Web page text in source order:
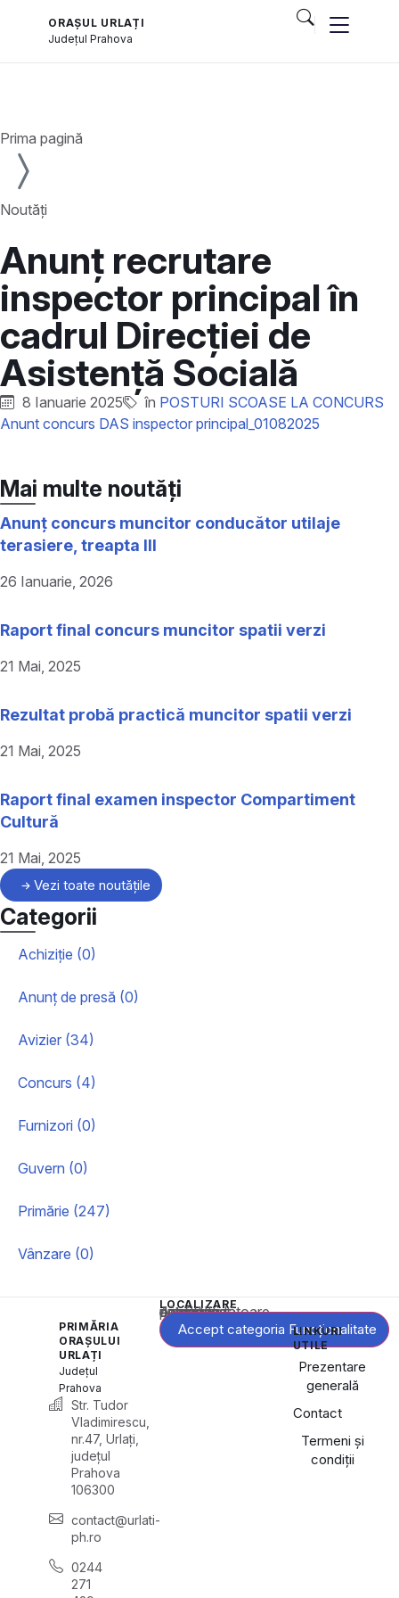
ORAȘUL URLAȚI
JudețulPrahova
Prima pagină
Noutăți
Anunț recrutare
inspector principal în
cadrul Direcției de
Asistență Socială
8 Ianuarie 2025 în POSTURI SCOASE LA CONCURS
Anunt concurs DAS inspector principal_01082025
Mai multe noutăți
Anunț concurs muncitor conducător utilaje
terasiere, treapta III
26 Ianuarie, 2026
Raport final concurs muncitor spatii verzi
21 Mai, 2025
Rezultat probă practică muncitor spatii verzi
21 Mai, 2025
Raport final examen inspector Compartiment
Cultură
21 Mai, 2025
Vezi toate noutățile
Categorii
Achiziție (0)
Anunț de presă (0)
Avizier (34)
Concurs (4)
Furnizori (0)
Guvern (0)
Primărie (247)
Vânzare (0)
PRIMĂRIA
ORAȘULUI
URLAȚI
Județul
Prahova
Str. Tudor
Vladimirescu,
nr.47, Urlați,
județul
Prahova
106300
contact@urlati-
ph.ro
0244
271
LOCALIZARE
Acest conținut este blocat până când acceptați categoria corespunzătoare de cookie-uri.
Accept categoria Funcționalitate
LINKURI
UTILE
Prezentare
generală
Contact
Termeni și
condiții